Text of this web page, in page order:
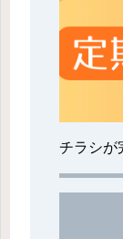
チラシが